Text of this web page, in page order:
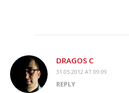
DRAGOS C
31.05.2012 AT 09:09
REPLY